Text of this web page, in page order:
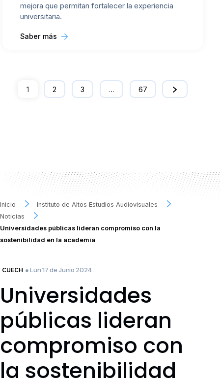
mejora que permitan fortalecer la experiencia
universitaria.
Saber más
1 2 3 … 67
Inicio
Instituto de Altos Estudios Audiovisuales
Noticias
Universidades públicas lideran compromiso con la
sostenibilidad en la academia
CUECH ● Lun 17 de Junio 2024
Universidades
públicas lideran
compromiso con
la sostenibilidad